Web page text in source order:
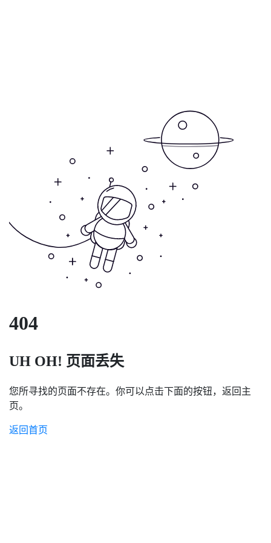
404
UH OH! 页面丢失
您所寻找的页面不存在。你可以点击下面的按钮，返回主
页。
返回首页